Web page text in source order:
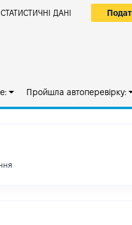
СТАТИСТИЧНІ ДАНІ
Пройшла автоперевірку: